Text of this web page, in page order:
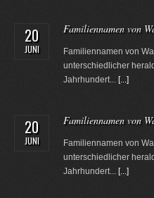
20
JUNI
Familiennamen von
Familiennamen von
unterschiedlicher
Jahrhundert... [...]
20
JUNI
Familiennamen von
Familiennamen von
unterschiedlicher
Jahrhundert... [...]